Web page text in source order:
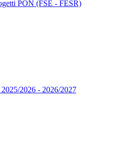
PON (FSE - FESR)
2025/2026 - 2026/2027